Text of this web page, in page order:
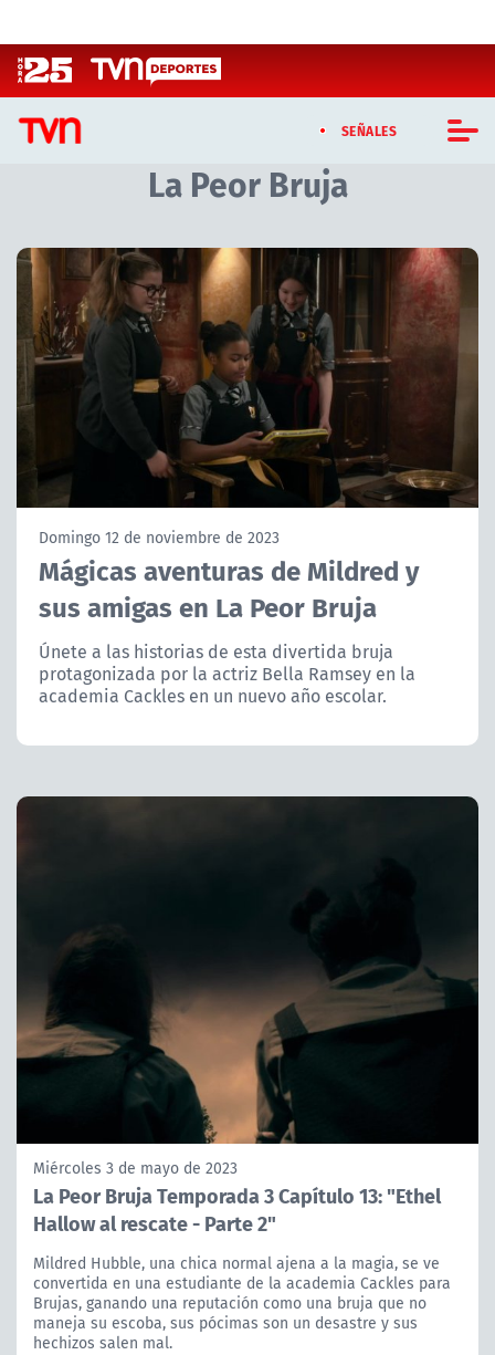
SEÑALES
CASTING MASTERCHEF CHILE
CASTING TVN VERTICAL
TVN VERTICAL
TVN PLAY
PROGRAMAS
TELESERIES
ACTUALIDAD Y TENDENCIAS
CORPORATIVO Y TRANSPARENCIA
CANAL DE DENUNCIAS
ÁREA DE PROYECTOS
La Peor Bruja
Domingo 12 de noviembre de 2023
Mágicas aventuras de Mildred y
sus amigas en La Peor Bruja
Únete a las historias de esta divertida bruja
protagonizada por la actriz Bella Ramsey en la
academia Cackles en un nuevo año escolar.
Miércoles 3 de mayo de 2023
La Peor Bruja Temporada 3 Capítulo 13: "Ethel
Hallow al rescate - Parte 2"
Mildred Hubble, una chica normal ajena a la magia, se ve
convertida en una estudiante de la academia Cackles para
Brujas, ganando una reputación como una bruja que no
maneja su escoba, sus pócimas son un desastre y sus
hechizos salen mal.